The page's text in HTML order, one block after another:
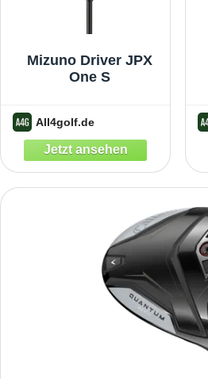
Mizuno Driver JPX
One S
All4golf.de